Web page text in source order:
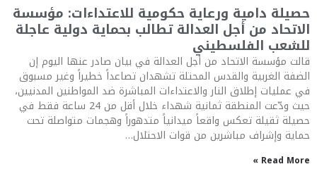
حصيلة دامية ورعاية حكومية للاعتداءات: مؤسسة
الاتحاد من أجل العدالة تطالب بحماية دولية عاجلة
للشعب الفلسطيني
قالت مؤسسة الاتحاد من أجل العدالة في بيان صادر عنها اليوم إن
الضفة الغربية والقدس المحتلة تشهدان تصاعداً خطيراً وغير مسبوق
في عمليات إطلاق النار والاعتداءات المباشرة ضد المواطنين المدنيين،
حيث ودّعت المنطقة ثمانية شهداء خلال أقل من 24 ساعة فقط في
حصيلة ثقيلة تعكس واقعاً ميدانياً متدهوراً وهجمات متواصلة تحت
حماية وإشراف مباشرين من قوات الاحتلال…
Read More »